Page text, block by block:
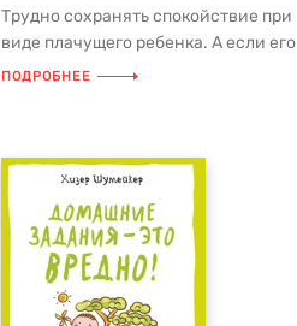
Трудно сохранять спокойствие при
виде плачущего ребенка. А если его
плач переходит в истерику? Что, ...
ПОДРОБНЕЕ